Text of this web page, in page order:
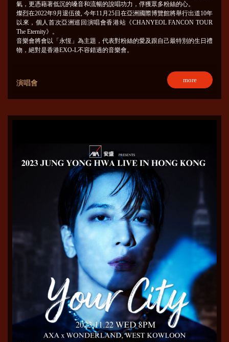
氣，更憑藉著低沉的嗓音和流暢的說唱功力，俘獲眾多粉絲的心。
燦烈在2022年9月退伍後, 今年11月25日在亞洲國際博覽館將舉行出道10年
以來，個人首次亞洲巡回演唱會香港站《CHANYEOL FANCON TOUR
The Eternity》。
音樂會將會以「永恆」為主題，代表對粉絲的愛及跟自己最特別的生日禮
物，絕對是香港EXO-L不容錯過的音樂會。
演唱會 more